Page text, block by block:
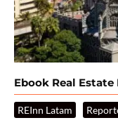
Ebook Real
REInn Latam